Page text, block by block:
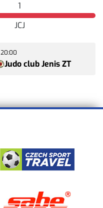
1
JCJ
Judo club Jenis ZT